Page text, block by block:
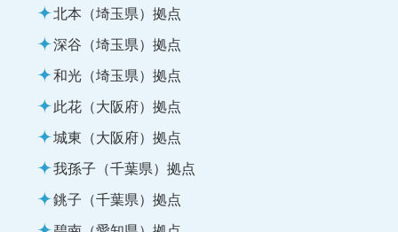
北本（埼玉県）拠点
深谷（埼玉県）拠点
和光（埼玉県）拠点
此花（大阪府）拠点
城東（大阪府）拠点
我孫子（千葉県）拠点
銚子（千葉県）拠点